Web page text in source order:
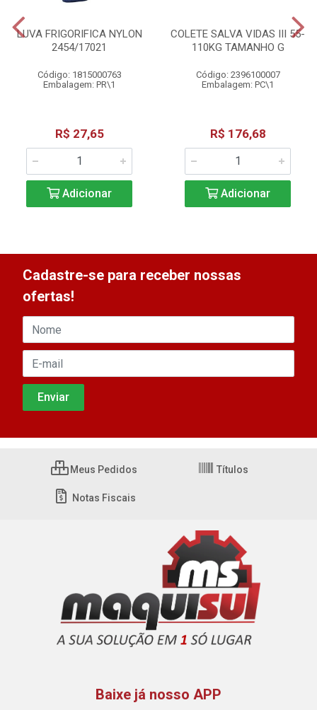
LUVA FRIGORIFICA NYLON
2454/17021
Código: 1815000763
Embalagem: PR\1
R$ 27,65
Adicionar
COLETE SALVA VIDAS III 55-
110KG TAMANHO G
Código: 2396100007
Embalagem: PC\1
R$ 176,68
Adicionar
Cadastre-se para receber nossas
ofertas!
Meus Pedidos Títulos
Notas Fiscais
Baixe já nosso APP